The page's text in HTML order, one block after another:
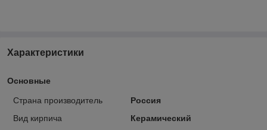
Характеристики
Основные
Страна производитель
Россия
Вид кирпича
Керамический